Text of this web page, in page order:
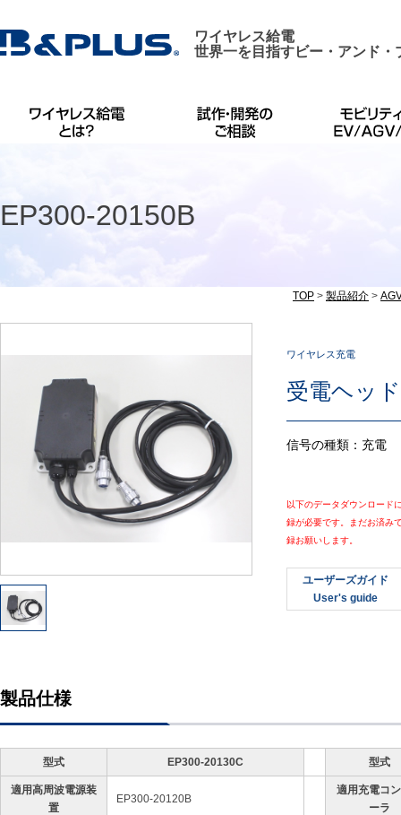
ワイヤレス給電
世界一を目指すビー・アンド・
EP300-20150B
TOP > 製品紹介 >
ワイヤレス充電
受電ヘッ
信号の種類：充電
以下のデータダウンロード
録が必要です。まだお済み
録お願いします。
ユーザーズガイド
User's guide
製品仕様
型式 EP300-20130C 型式
適用高周波電源装
置
EP300-20120B
適用充電コ
ーラ